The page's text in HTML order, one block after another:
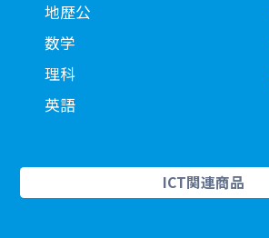
地歴公
数学
理科
英語
ICT関連商品